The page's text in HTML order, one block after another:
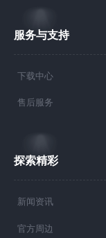
服务与支持
下载中心
售后服务
探索精彩
新闻资讯
官方周边